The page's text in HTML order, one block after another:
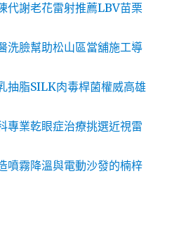
代謝老花雷射推薦LBV苗栗
洗臉幫助松山區當舖施工導
抽脂SILK肉毒桿菌權威高雄
專業乾眼症治療挑選近視雷
噴霧降溫與電動沙發的楠梓